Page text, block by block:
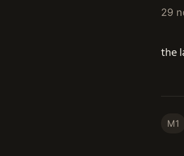
29
the
M1